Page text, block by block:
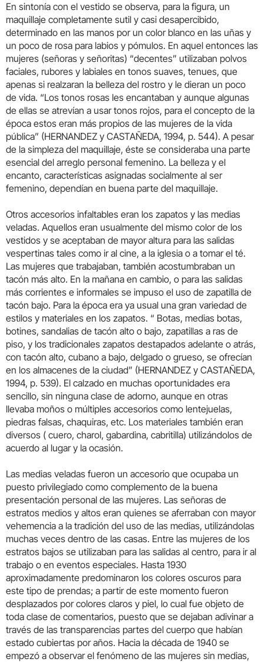
En sintonía con el vestido se observa, para la figura, un
maquillaje completamente sutil y casi desapercibido,
determinado en las manos por un color blanco en las uñas y
un poco de rosa para labios y pómulos. En aquel entonces las
mujeres (señoras y señoritas) “decentes” utilizaban polvos
faciales, rubores y labiales en tonos suaves, tenues, que
apenas si realzaran la belleza del rostro y le dieran un poco
de vida. “Los tonos rosas les encantaban y aunque algunas
de ellas se atrevían a usar tonos rojos, para el concepto de la
época estos eran más propios de las mujeres de la vida
pública” (HERNANDEZ y CASTAÑEDA, 1994, p. 544). A pesar
de la simpleza del maquillaje, éste se consideraba una parte
esencial del arreglo personal femenino. La belleza y el
encanto, características asignadas socialmente al ser
femenino, dependían en buena parte del maquillaje.
Otros accesorios infaltables eran los zapatos y las medias
veladas. Aquellos eran usualmente del mismo color de los
vestidos y se aceptaban de mayor altura para las salidas
vespertinas tales como ir al cine, a la iglesia o a tomar el té.
Las mujeres que trabajaban, también acostumbraban un
tacón más alto. En la mañana en cambio, o para las salidas
más corrientes e informales se impuso el uso de zapatilla de
tacón bajo. Para la época era ya usual una gran variedad de
estilos y materiales en los zapatos. “ Botas, medias botas,
botines, sandalias de tacón alto o bajo, zapatillas a ras de
piso, y los tradicionales zapatos destapados adelante o atrás,
con tacón alto, cubano a bajo, delgado o grueso, se ofrecían
en los almacenes de la ciudad” (HERNANDEZ y CASTAÑEDA,
1994, p. 539). El calzado en muchas oportunidades era
sencillo, sin ninguna clase de adorno, aunque en otras
llevaba moños o múltiples accesorios como lentejuelas,
piedras falsas, chaquiras, etc. Los materiales también eran
diversos ( cuero, charol, gabardina, cabritilla) utilizándolos de
acuerdo al lugar y la ocasión.
Las medias veladas fueron un accesorio que ocupaba un
puesto privilegiado como complemento de la buena
presentación personal de las mujeres. Las señoras de
estratos medios y altos eran quienes se aferraban con mayor
vehemencia a la tradición del uso de las medias, utilizándolas
muchas veces dentro de las casas. Entre las mujeres de los
estratos bajos se utilizaban para las salidas al centro, para ir al
trabajo o en eventos especiales. Hasta 1930
aproximadamente predominaron los colores oscuros para
este tipo de prendas; a partir de este momento fueron
desplazados por colores claros y piel, lo cual fue objeto de
toda clase de comentarios, puesto que se dejaban adivinar a
través de las transparencias partes del cuerpo que habían
estado cubiertas por años. Hacia la década de 1940 se
empezó a observar el fenómeno de las mujeres sin medias,